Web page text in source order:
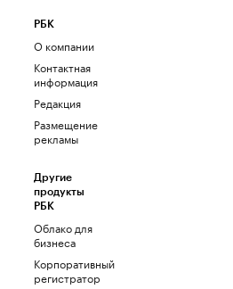
РБК
О компании
Контактная
информация
Редакция
Размещение
рекламы
Другие
продукты
РБК
Облако для
бизнеса
Корпоративный
регистратор